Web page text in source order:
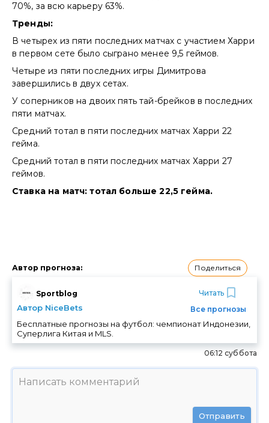
70%, за всю карьеру 63%.
Тренды:
В четырех из пяти последних матчах с участием Харри
в первом сете было сыграно менее 9,5 геймов.
Четыре из пяти последних игры Димитрова
завершились в двух сетах.
У соперников на двоих пять тай-брейков в последних
пяти матчах.
Средний тотал в пяти последних матчах Харри 22
гейма.
Средний тотал в пяти последних матчах Харри 27
геймов.
Ставка на матч: тотал больше 22,5 гейма.
Автор прогноза: Поделиться
Sportblog
Автор NiceBets
Читать
Все прогнозы
Бесплатные прогнозы на футбол: чемпионат Индонезии,
Суперлига Китая и MLS.
06:12 суббота
Отправить